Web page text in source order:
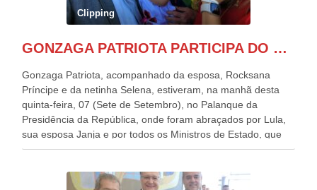
Clipping
GONZAGA PATRIOTA PARTICIPA DO DESFILE DA INDEPENDÊNCIA NO PALANQUE DA PRESIDÊNCIA DA REPÚBLICA E É ABRAÇADO POR LULA E POR GERALDO ALCKMIN.
Gonzaga Patriota, acompanhado da esposa, Rocksana
Príncipe e da netinha Selena, estiveram, na manhã desta
quinta-feira, 07 (Sete de Setembro), no Palanque da
Presidência da República, onde foram abraçados por Lula,
sua esposa Janja e por todos os Ministros de Estado, que
estavam presentes, nos Desfiles da Independência da
outros desfiles, na Esplanada dos Ministérios, disse ter sido